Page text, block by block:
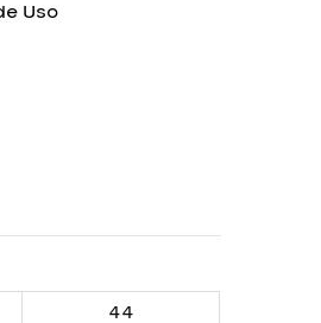
Uso
44